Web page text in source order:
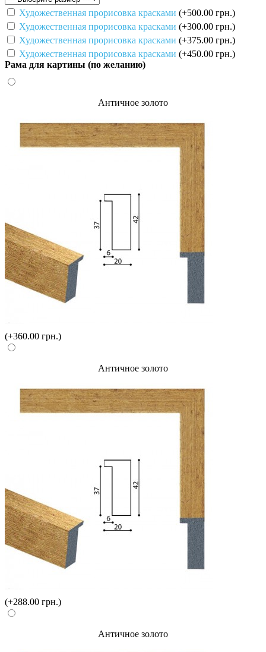
Художественная прорисовка красками (+500.00 грн.)
Художественная прорисовка красками (+300.00 грн.)
Художественная прорисовка красками (+375.00 грн.)
Художественная прорисовка красками (+450.00 грн.)
Рама для картины (по желанию)
Античное золото
(+360.00 грн.)
Античное золото
(+288.00 грн.)
Античное золото